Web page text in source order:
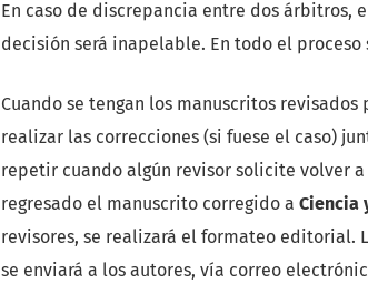
En caso de discrepancia entre dos árbitros,
decisión será inapelable. En todo el
Cuando se tengan los manuscritos
realizar las correcciones (si fuese el caso)
repetir cuando algún revisor solicite volver
regresado el manuscrito corregido a Ciencia
revisores, se realizará el formateo editorial.
se enviará a los autores, vía correo